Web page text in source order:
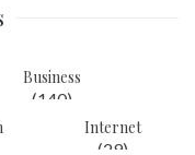
Business
(140)
Internet
(29)